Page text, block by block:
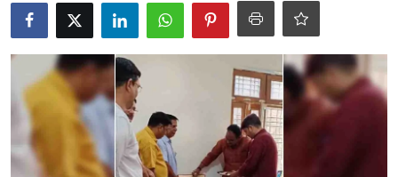
बुन्देलखण्ड
वीडियो
क्राइम
स्पोर्ट्स